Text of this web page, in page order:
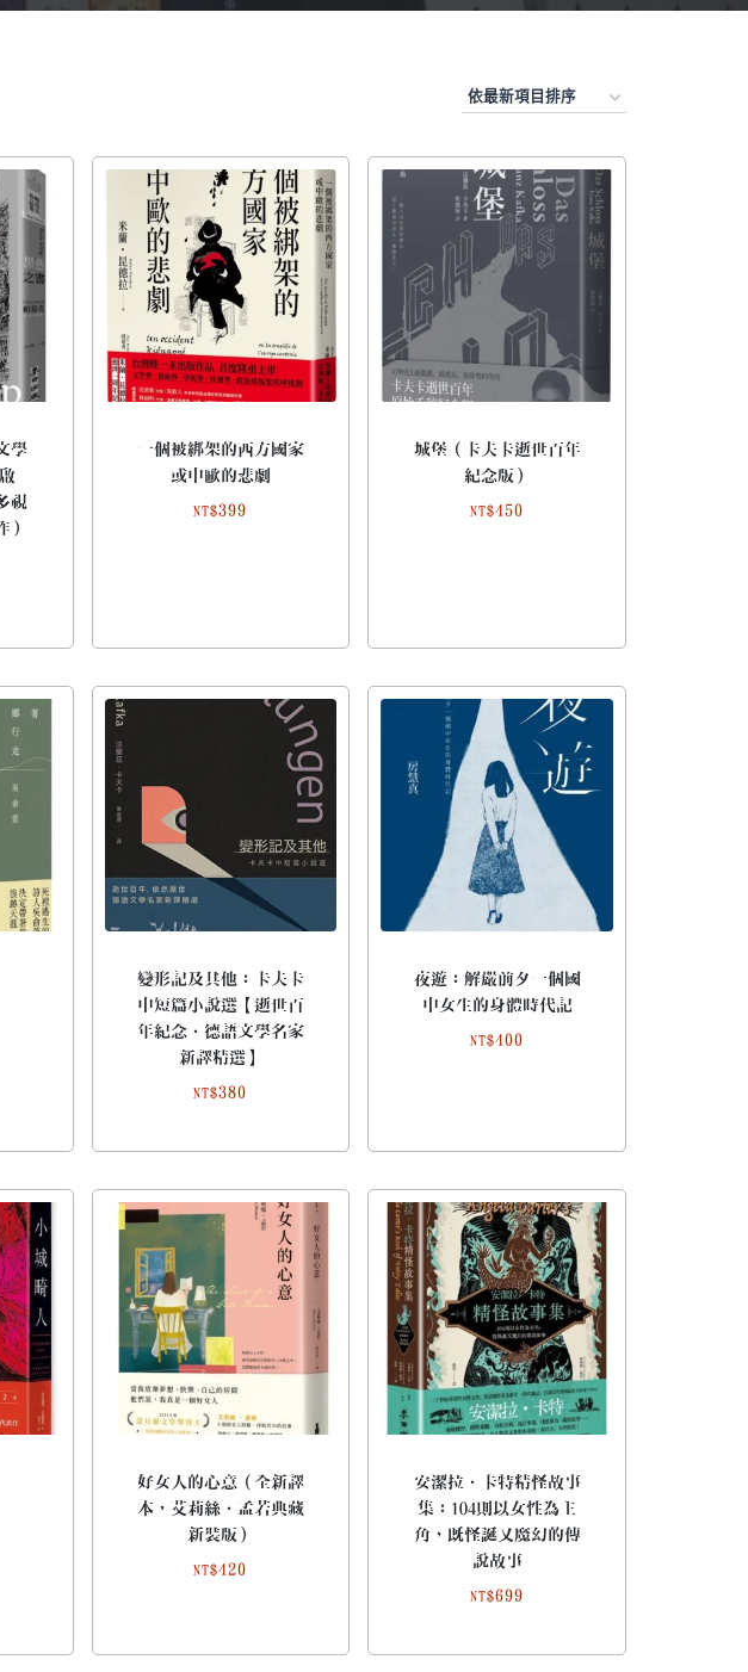
學
視
）
一個被綁架的西方國家
或中歐的悲劇
NT$399
城堡（卡夫卡逝世百年
紀念版）
NT$450
變形記及其他：卡夫卡
中短篇小說選【逝世百
年紀念．德語文學名家
新譯精選】
NT$380
夜遊：解嚴前夕一個國
中女生的身體時代記
NT$400
好女人的心意（全新譯
本，艾莉絲．孟若典藏
新裝版）
NT$420
安潔拉．卡特精怪故事
集：104則以女性為主
角，既怪誕又魔幻的傳
說故事
NT$699